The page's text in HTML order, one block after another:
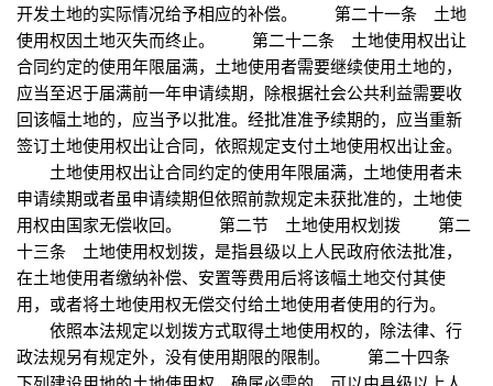
开发土地的实际情况给予相应的补偿。 第二十一条 土地
使用权因土地灭失而终止。 第二十二条 土地使用权出让
合同约定的使用年限届满，土地使用者需要继续使用土地的，
应当至迟于届满前一年申请续期，除根据社会公共利益需要收
回该幅土地的，应当予以批准。经批准准予续期的，应当重新
签订土地使用权出让合同，依照规定支付土地使用权出让金。
土地使用权出让合同约定的使用年限届满，土地使用者未
申请续期或者虽申请续期但依照前款规定未获批准的，土地使
用权由国家无偿收回。 第二节 土地使用权划拨 第二
十三条 土地使用权划拨，是指县级以上人民政府依法批准，
在土地使用者缴纳补偿、安置等费用后将该幅土地交付其使
用，或者将土地使用权无偿交付给土地使用者使用的行为。
依照本法规定以划拨方式取得土地使用权的，除法律、行
政法规另有规定外，没有使用期限的限制。 第二十四条